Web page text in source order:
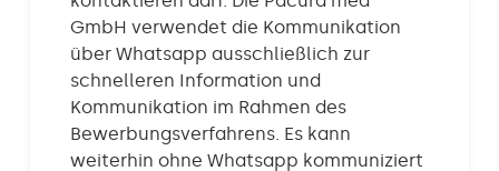
GmbH verwendet die Kommunikation
über Whatsapp ausschließlich zur
schnelleren Information und
Kommunikation im Rahmen des
Bewerbungsverfahrens. Es kann
weiterhin ohne Whatsapp kommuniziert